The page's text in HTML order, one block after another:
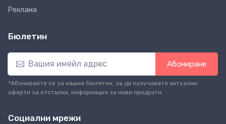
Реклама
Бюлетин
Абониране
*Абонирайте се за нашия бюлетин, за да получавате актуални
оферти за отстъпки, информация за нови продукти.
Социални мрежи